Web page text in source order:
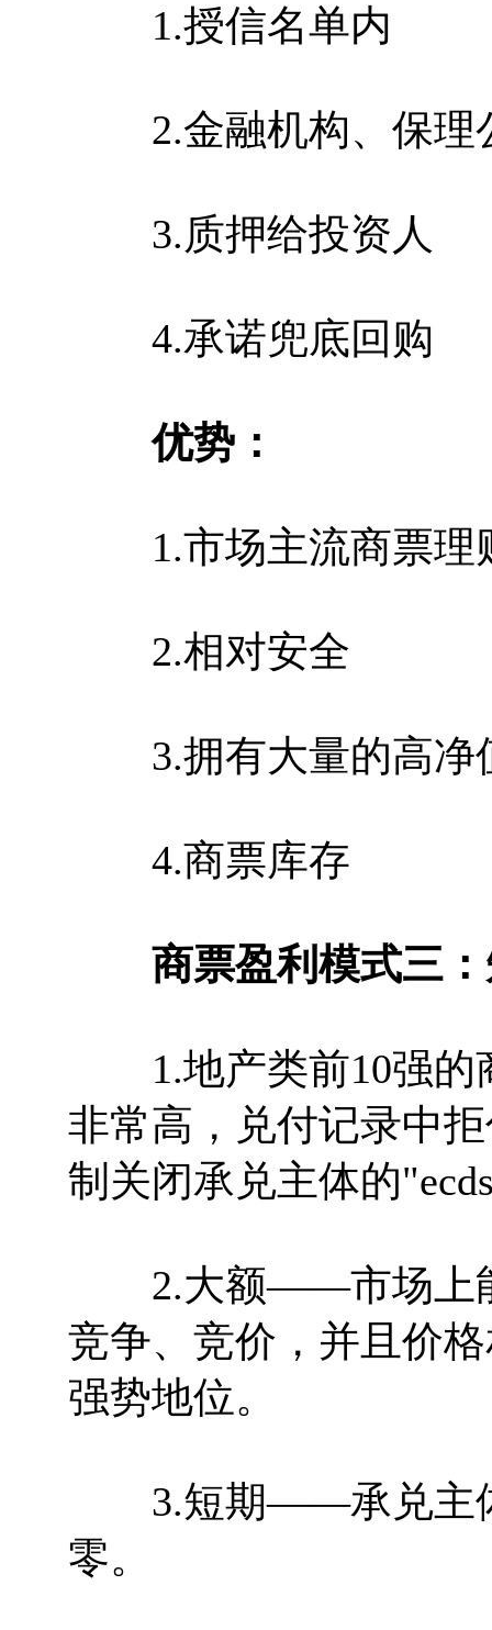
1.授信名单内
2.金融机构、保理
3.质押给投资人
4.承诺兜底回购
优势：
1.市场主流商票理
2.相对安全
3.拥有大量的高净
4.商票库存
商票盈利模式三
1.地产类前10强的
非常高，兑付记录中
制关闭承兑主体的
2.大额——市场上能
竞争、竞价，并且价
强势地位。
3.短期——承兑主体
零。